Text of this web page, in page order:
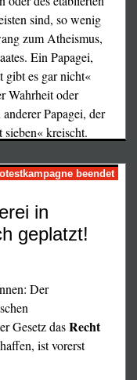
zur
gesperrt hat.
einer
Justiz
wirklich gelohnt?
dem
sind, so wenig
zum Atheismus,
Ein Papagei,
gibt es gar nicht«
Wahrheit oder
Papagei, der
kreischt.
Druck, sondern
Debatte.
ihr Ergebnis nur
nicht etwa ein
deren
ekeln sich daher
freie
Markt der
sich vielmehr
bei den diese
beendet
in
geplatzt!
Der
Gesetz dasRecht
ist vorerst